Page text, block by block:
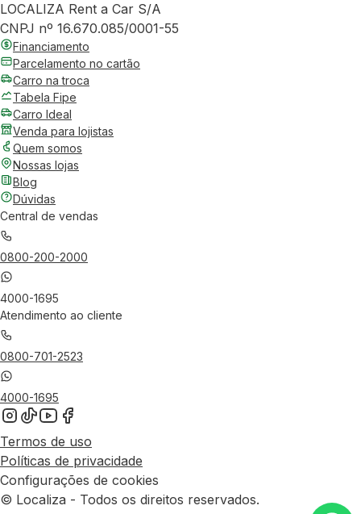
LOCALIZA Rent a Car S/A
CNPJ nº 16.670.085/0001-55
Financiamento
Parcelamento no cartão
Carro na troca
Tabela Fipe
Carro Ideal
Venda para lojistas
Quem somos
Nossas lojas
Blog
Dúvidas
Central de vendas
0800-200-2000
4000-1695
Atendimento ao cliente
0800-701-2523
4000-1695
Termos de uso
Políticas de privacidade
Configurações de cookies
© Localiza - Todos os direitos reservados.